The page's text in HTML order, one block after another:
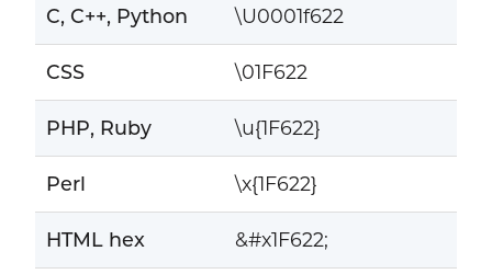
C, C++, Python \U0001f622
CSS \01F622
PHP, Ruby \u{1F622}
Perl \x{1F622}
HTML hex &#x1F622;